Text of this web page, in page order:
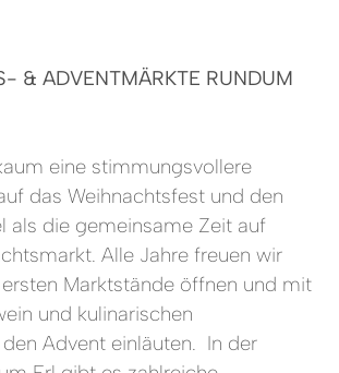
& ADVENTMÄRKTE RUNDUM
eine stimmungsvollere
das Weihnachtsfest und den
als die gemeinsame Zeit auf
Alle Jahre freuen wir
Marktstände öffnen und mit
und kulinarischen
Advent einläuten. In der